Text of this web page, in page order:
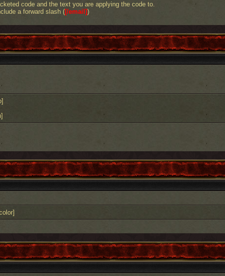
code and the text you are applying the code to.
a forward slash ([/email])